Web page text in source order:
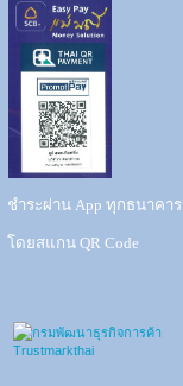
ชำระผ่าน App ทุกธนาคาร
โดยสแกน QR Code